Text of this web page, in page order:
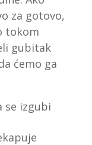
za gotovo,
tokom
gubitak
ćemo ga
se izgubi